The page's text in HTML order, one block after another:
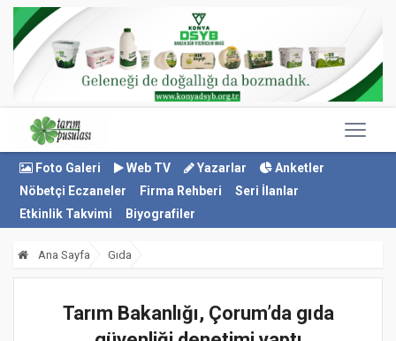
Foto Galeri Web TV Yazarlar
Anketler
Nöbetçi Eczaneler
Firma Rehberi
Seri İlanlar
Etkinlik Takvimi
Biyografiler
Ana Sayfa Gıda
Tarım Bakanlığı, Çorum’da gıda